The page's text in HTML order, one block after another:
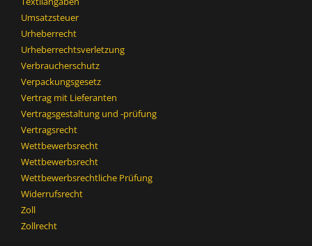
Umsatzsteuer
Urheberrecht
Urheberrechtsverletzung
Verbraucherschutz
Verpackungsgesetz
Vertrag mit Lieferanten
Vertragsgestaltung und -prüfung
Vertragsrecht
Wettbewerbsrecht
Wettbewerbsrecht​
Wettbewerbsrechtliche Prüfung
Widerrufsrecht
Zoll
Zollrecht